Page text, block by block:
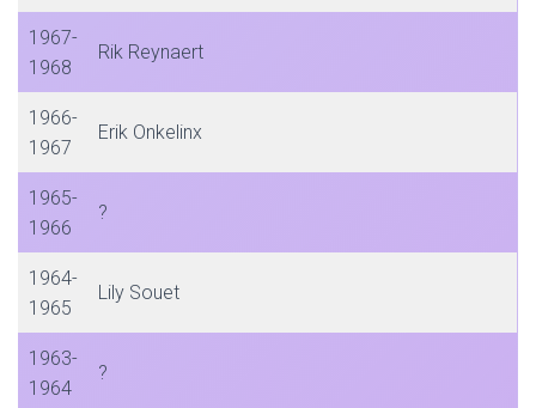
1967-
1968
Rik Reynaert
1966-
1967
Erik Onkelinx
1965-
1966
?
1964-
1965
Lily Souet
1963-
1964
?